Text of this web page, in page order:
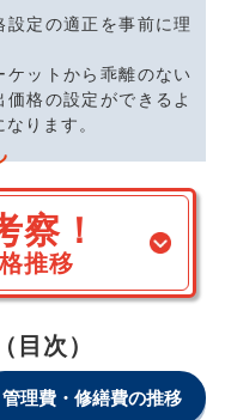
設定の適正を事前に理
ケットから乖離のない
価格の設定ができるよ
なります。
察！
推移
目次）
管理費・修繕費の推移